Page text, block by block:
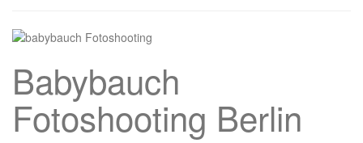
Babybauch
Fotoshooting Berlin